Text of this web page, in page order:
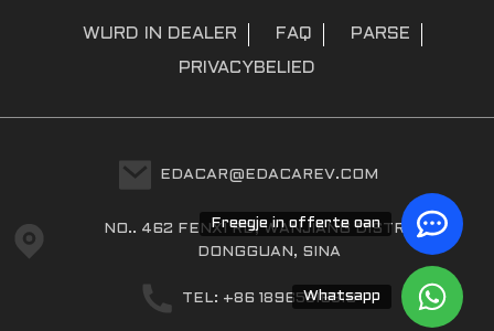
Freegje in offerte oan
Whatsapp
WURD IN DEALER FAQ PARSE
PRIVACYBELIED
EDACAR@EDACAREV.COM
NO.. 462 FENXI RD, WANJIANG DISTRICT,
DONGGUAN, SINA
TEL: +86 18965816319